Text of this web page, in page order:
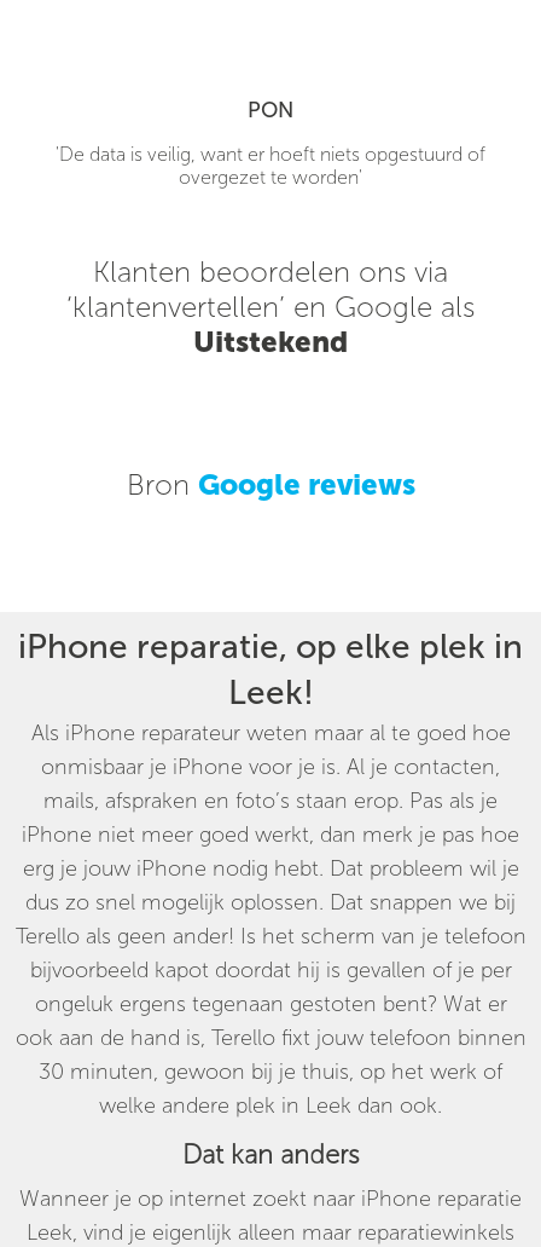
PON
'De data is veilig, want er hoeft niets opgestuurd of
overgezet te worden'
Klanten beoordelen ons via
‘klantenvertellen’ en Google als
Uitstekend
Bron Google reviews
iPhone reparatie, op elke plek in
Leek!
Als iPhone reparateur weten maar al te goed hoe
onmisbaar je iPhone voor je is. Al je contacten,
mails, afspraken en foto’s staan erop. Pas als je
iPhone niet meer goed werkt, dan merk je pas hoe
erg je jouw iPhone nodig hebt. Dat probleem wil je
dus zo snel mogelijk oplossen. Dat snappen we bij
Terello als geen ander! Is het scherm van je telefoon
bijvoorbeeld kapot doordat hij is gevallen of je per
ongeluk ergens tegenaan gestoten bent? Wat er
ook aan de hand is, Terello fixt jouw telefoon binnen
30 minuten, gewoon bij je thuis, op het werk of
welke andere plek in Leek dan ook.
Dat kan anders
Wanneer je op internet zoekt naar iPhone reparatie
Leek, vind je eigenlijk alleen maar reparatiewinkels